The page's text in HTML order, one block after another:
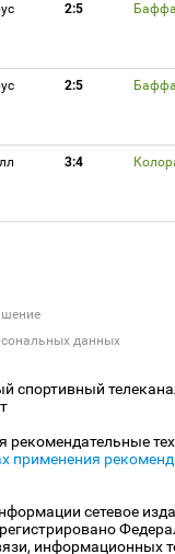
2:5
2:5
3:4
данных
спортивный
рекомендательные
применения
сетевое
информационных